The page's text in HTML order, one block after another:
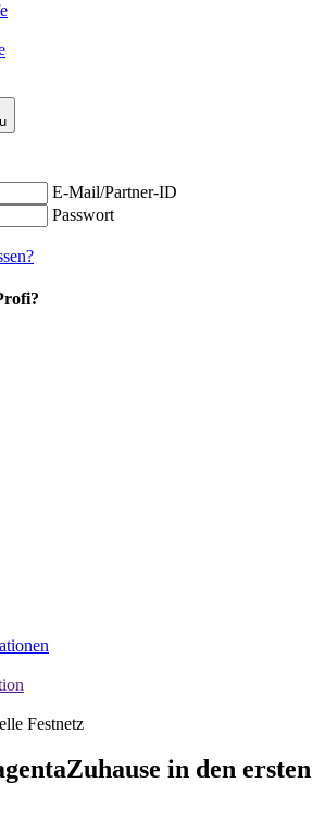
E-Mail/Partner-ID
Passwort
Festnetz
Zuhause in den ersten